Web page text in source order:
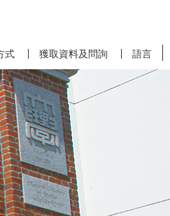
式 獲取資料及問詢 語言